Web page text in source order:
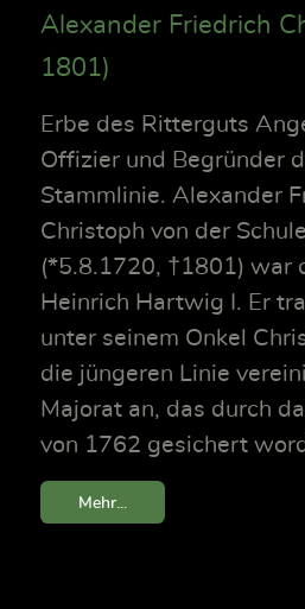
Alexander Friedrich
1801)
Erbe des Ritterguts
Offizier und Begründer
Stammlinie. Alexander
Christoph von der
(*5.8.1720, †1801) war
Heinrich Hartwig I. Er
unter seinem Onkel
die jüngeren Linie
Majorat an, das durch
von 1762 gesichert
Mehr...